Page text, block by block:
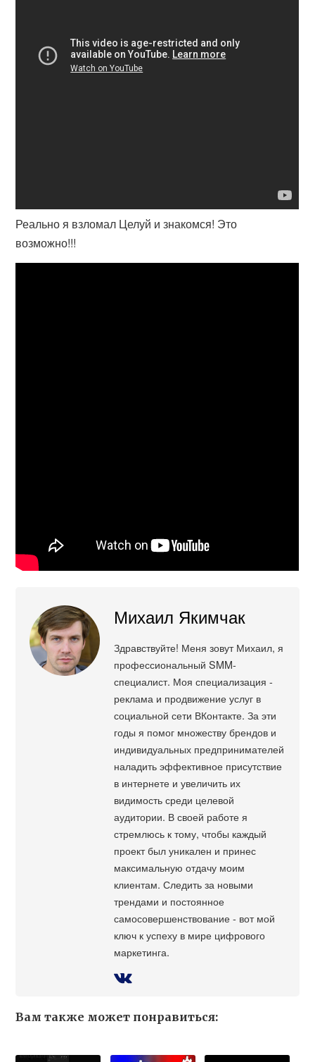
Реально я взломал Целуй и знакомся! Это
возможно!!!
Михаил Якимчак
Здравствуйте! Меня зовут Михаил, я
профессиональный SMM-
специалист. Моя специализация -
реклама и продвижение услуг в
социальной сети ВКонтакте. За эти
годы я помог множеству брендов и
индивидуальных предпринимателей
наладить эффективное присутствие
в интернете и увеличить их
видимость среди целевой
аудитории. В своей работе я
стремлюсь к тому, чтобы каждый
проект был уникален и принес
максимальную отдачу моим
клиентам. Следить за новыми
трендами и постоянное
самосовершенствование - вот мой
ключ к успеху в мире цифрового
маркетинга.
Вам также может понравиться: